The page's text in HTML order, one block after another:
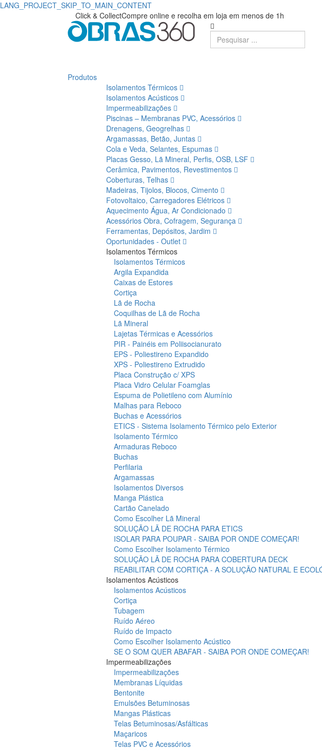
LANG_PROJECT_SKIP_TO_MAIN_CONTENT
Click & CollectCompre online e recolha em loja em menos de 1h
Produtos
Isolamentos Térmicos
Isolamentos Acústicos
Impermeabilizações
Piscinas – Membranas PVC, Acessórios
Drenagens, Geogrelhas
Argamassas, Betão, Juntas
Cola e Veda, Selantes, Espumas
Placas Gesso, Lã Mineral, Perfis, OSB, LSF
Cerâmica, Pavimentos, Revestimentos
Coberturas, Telhas
Madeiras, Tijolos, Blocos, Cimento
Fotovoltaico, Carregadores Elétricos
Aquecimento Água, Ar Condicionado
Acessórios Obra, Cofragem, Segurança
Ferramentas, Depósitos, Jardim
Oportunidades - Outlet
Isolamentos Térmicos
Isolamentos Térmicos
Argila Expandida
Caixas de Estores
Cortiça
Lã de Rocha
Coquilhas de Lã de Rocha
Lã Mineral
Lajetas Térmicas e Acessórios
PIR - Painéis em Poliisocianurato
EPS - Poliestireno Expandido
XPS - Poliestireno Extrudido
Placa Construção c/ XPS
Placa Vidro Celular Foamglas
Espuma de Polietileno com Alumínio
Malhas para Reboco
Buchas e Acessórios
ETICS - Sistema Isolamento Térmico pelo Exterior
Isolamento Térmico
Armaduras Reboco
Buchas
Perfilaria
Argamassas
Isolamentos Diversos
Manga Plástica
Cartão Canelado
Como Escolher Lã Mineral
SOLUÇÃO LÃ DE ROCHA PARA ETICS
ISOLAR PARA POUPAR - SAIBA POR ONDE COMEÇAR!
Como Escolher Isolamento Térmico
SOLUÇÃO LÃ DE ROCHA PARA COBERTURA DECK
REABILITAR COM CORTIÇA - A SOLUÇÃO NATURAL E
Isolamentos Acústicos
Isolamentos Acústicos
Cortiça
Tubagem
Ruído Aéreo
Ruído de Impacto
Como Escolher Isolamento Acústico
SE O SOM QUER ABAFAR - SAIBA POR ONDE COMEÇAR!
Impermeabilizações
Impermeabilizações
Membranas Líquidas
Bentonite
Emulsões Betuminosas
Mangas Plásticas
Telas Betuminosas/Asfálticas
Maçaricos
Telas PVC e Acessórios